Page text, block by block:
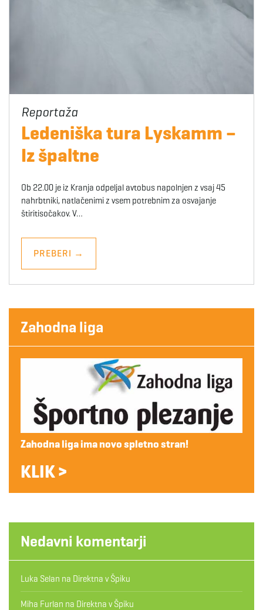
Ledeniška tura Lyskamm –
Iz špaltne
Ob 22.00 je iz Kranja odpeljal avtobus napolnjen z vsaj 45
nahrbtniki, natlačenimi z vsem potrebnim za osvajanje
štiritisočakov. V…
PREBERI →
Zahodna liga
Zahodna liga ima novo spletno stran!
KLIK >
Nedavni komentarji
Luka Selan na Direktna v Špiku
Miha Furlan na Direktna v Špiku